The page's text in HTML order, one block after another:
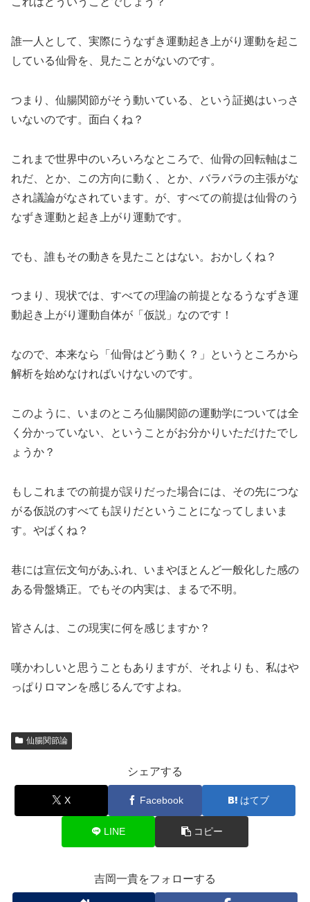
誰一人として、実際にうなずき運動起き上がり運動を起こ
している仙骨を、見たことがないのです。
つまり、仙腸関節がそう動いている、という証拠はいっさ
いないのです。面白くね？
これまで世界中のいろいろなところで、仙骨の回転軸はこ
れだ、とか、この方向に動く、とか、バラバラの主張がな
され議論がなされています。が、すべての前提は仙骨のう
なずき運動と起き上がり運動です。
でも、誰もその動きを見たことはない。おかしくね？
つまり、現状では、すべての理論の前提となるうなずき運
動起き上がり運動自体が「仮説」なのです！
なので、本来なら「仙骨はどう動く？」というところから
解析を始めなければいけないのです。
このように、いまのところ仙腸関節の運動学については全
く分かっていない、ということがお分かりいただけたでし
ょうか？
もしこれまでの前提が誤りだった場合には、その先につな
がる仮説のすべても誤りだということになってしまいま
す。やばくね？
巷には宣伝文句があふれ、いまやほとんど一般化した感の
ある骨盤矯正。でもその内実は、まるで不明。
皆さんは、この現実に何を感じますか？
嘆かわしいと思うこともありますが、それよりも、私はや
っぱりロマンを感じるんですよね。
仙腸関節論
シェアする
X Facebook はてブ
LINE コピー
吉岡一貴をフォローする